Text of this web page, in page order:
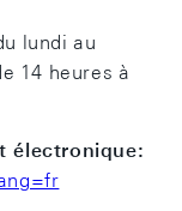
lundi au
14 heures à
électronique: